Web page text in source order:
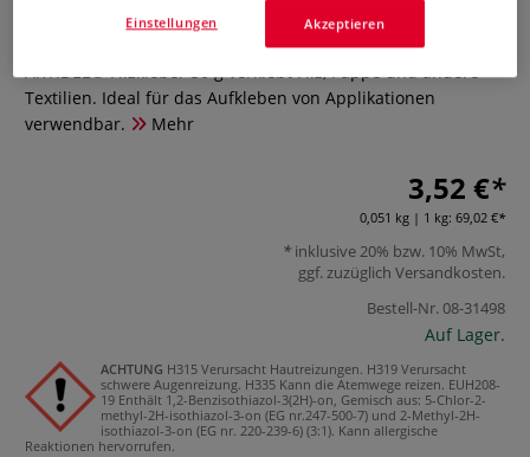
0 Bewertungen
ARTIDEE® Filzkleber 50 g verklebt Filz, Pappe und andere
Textilien. Ideal für das Aufkleben von Applikationen
verwendbar.
Mehr
3,52 €
0,051 kg | 1 kg: 69,02 €
inklusive 20% bzw. 10% MwSt,
ggf. zuzüglich Versandkosten.
Bestell-Nr.08-31498
Auf Lager.
ACHTUNG H315 Verursacht Hautreizungen. H319 Verursacht
schwere Augenreizung. H335 Kann die Atemwege reizen. EUH208-
19 Enthält 1,2-Benzisothiazol-3(2H)-on, Gemisch aus: 5-Chlor-2-
methyl-2H-isothiazol-3-on (EG nr.247-500-7) und 2-Methyl-2H-
isothiazol-3-on (EG nr. 220-239-6) (3:1). Kann allergische
Reaktionen hervorrufen.
Akzeptieren
Einstellungen